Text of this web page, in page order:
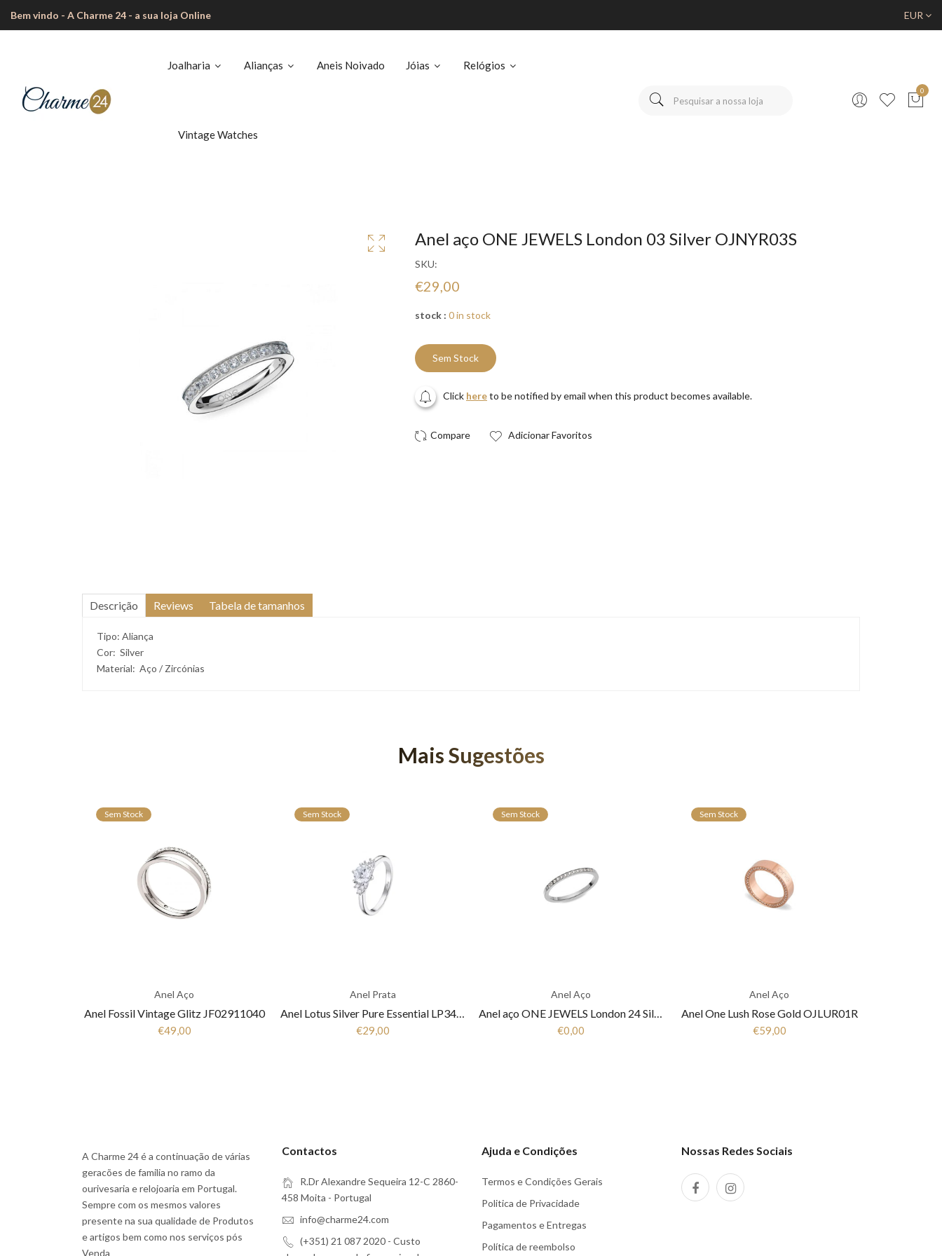
Bem vindo - A Charme 24 - a sua loja Online EUR
Joalharia Alianças Aneis Noivado Jóias Relógios
Vintage Watches
0
Anel aço ONE JEWELS London 03 Silver OJNYR03S
SKU:
€29,00
stock : 0 in stock
Sem Stock
Click hereto be notified by email when this product becomes available.
Adicionar Favoritos
Descrição Reviews Tabela de tamanhos
Tipo: Aliança
Cor: Silver
Material: Aço / Zircónias
Mais Sugestões
Sem Stock
Anel Aço
Anel Fossil Vintage Glitz JF02911040
€49,00
Sem Stock
Anel Prata
Anel Lotus Silver Pure Essential LP3443-3/1 Mulher Prata
€29,00
Sem Stock
Anel Aço
Anel aço ONE JEWELS London 24 Silver OJNYR24S
€0,00
Sem Stock
Anel Aço
Anel One Lush Rose Gold OJLUR01R
€59,00
A Charme 24 é a continuação de várias
geracões de familia no ramo da
ourivesaria e relojoaria em Portugal.
Sempre com os mesmos valores
presente na sua qualidade de Produtos
e artigos bem como nos serviços pós
Venda
Contactos
R.Dr Alexandre Sequeira 12-C 2860-
458 Moita - Portugal
info@charme24.com
(+351) 21 087 2020 - Custo
Ajuda e Condições
Termos e Condições Gerais
Politica de Privacidade
Pagamentos e Entregas
Política de reembolso
Nossas Redes Sociais